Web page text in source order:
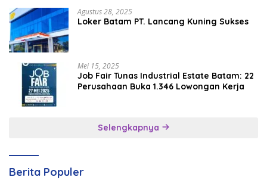
Agustus 28, 2025
Loker Batam PT. Lancang Kuning Sukses
Mei 15, 2025
Job Fair Tunas Industrial Estate Batam: 22
Perusahaan Buka 1.346 Lowongan Kerja
Selengkapnya
Berita Populer